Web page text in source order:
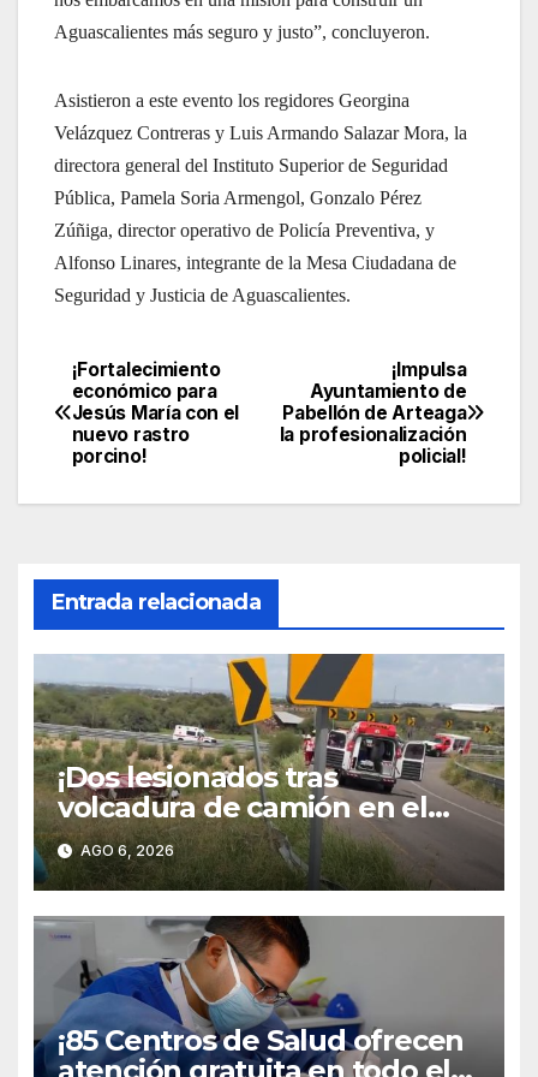
Aguascalientes más seguro y justo”, concluyeron.
Asistieron a este evento los regidores Georgina
Velázquez Contreras y Luis Armando Salazar Mora, la
directora general del Instituto Superior de Seguridad
Pública, Pamela Soria Armengol, Gonzalo Pérez
Zúñiga, director operativo de Policía Preventiva, y
Alfonso Linares, integrante de la Mesa Ciudadana de
Seguridad y Justicia de Aguascalientes.
Navegación
de
entradas
¡Impulsa
Ayuntamiento de
Pabellón de Arteaga
la profesionalización
policial!
¡Fortalecimiento
económico para
Jesús María con el
nuevo rastro
porcino!
Entrada relacionada
¡Dos lesionados tras
volcadura de camión en el
libramiento carretero
poniente!
AGO 6, 2026
¡85 Centros de Salud ofrecen